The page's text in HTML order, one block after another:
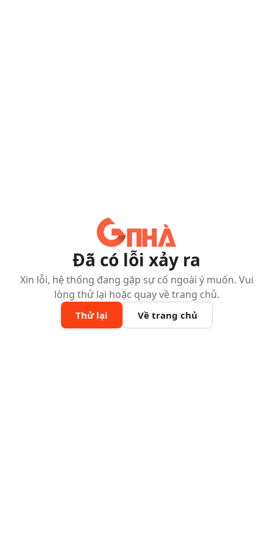
Đã có lỗi xảy ra
Xin lỗi, hệ thống đang gặp sự cố ngoài ý muốn. Vui
lòng thử lại hoặc quay về trang chủ.
Thử lại Về trang chủ